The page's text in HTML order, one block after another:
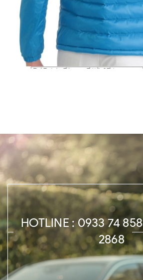
HOTLINE : 0933 74
2868